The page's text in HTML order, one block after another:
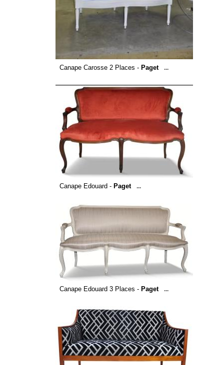
Canape Carosse 2 Places - Paget ...
Canape Edouard - Paget ...
Canape Edouard 3 Places - Paget ...